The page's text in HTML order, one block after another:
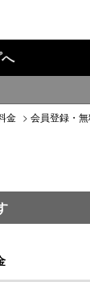
金 > 会員登録・